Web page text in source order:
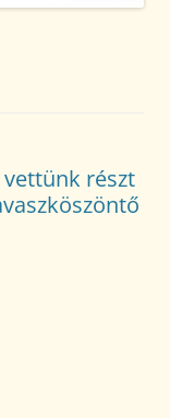
részt